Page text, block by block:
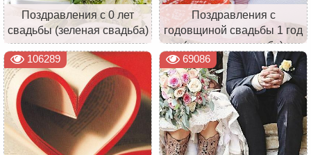
Поздравления с 0 лет
свадьбы (зеленая свадьба)
Поздравления с
годовщиной свадьбы 1 год
(ситцевая свадьба)
106289
69086